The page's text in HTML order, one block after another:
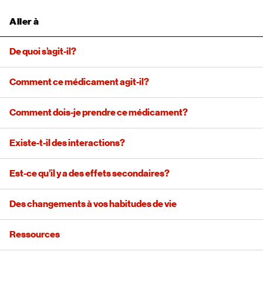
Aller à
De quoi s’agit-il?
Comment ce médicament agit-il?
Comment dois-je prendre ce médicament?
Existe-t-il des interactions?
Est-ce qu’il y a des effets secondaires?
Des changements à vos habitudes de vie
Ressources